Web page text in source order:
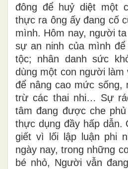
đông để huỷ diệt một
thực ra ông ấy đang cố
mình. Hôm nay, người
sự an ninh của mình
tộc; nhân danh sức
dùng một con người làm
để nâng cao mức sống,
trừ các thai nhi… Sự
tâm đang được che
thực dụng đầy hấp dẫn.
giết vì lối lập luận phi
ngày nay, trong những
bé nhỏ, Người vẫn